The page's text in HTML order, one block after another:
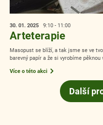
30. 01. 2025 9:10 - 11:00
Arteterapie
Masopust se blíží, a tak jsme se ve
barevný papír a že si vyrobíme pěknou
Více o této akci
Další